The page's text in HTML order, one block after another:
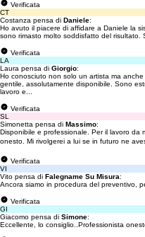
Verificata
CT
Costanza pensa di Daniele:
Ho avuto il piacere di affidare a Daniele la
sono rimasto molto soddisfatto del risultato.
Verificata
LA
Laura pensa di Giorgio:
Ho conosciuto non solo un artista ma
gentile, assolutamente disponibile. Sono
lavoro e...
Verificata
SL
Simonetta pensa di Massimo:
Disponibile e professionale. Per il lavoro da
onesto. Mi rivolgerei a lui se in futuro ne
Verificata
VI
Vito pensa di Falegname Su Misura:
Ancora siamo in procedura del preventivo,
Verificata
GI
Giacomo pensa di Simone:
Eccellente, lo consiglio..Professionista